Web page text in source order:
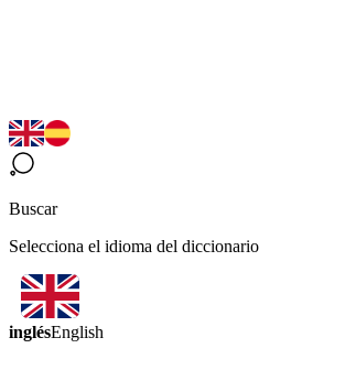
Buscar
Selecciona el idioma del diccionario
inglésEnglish